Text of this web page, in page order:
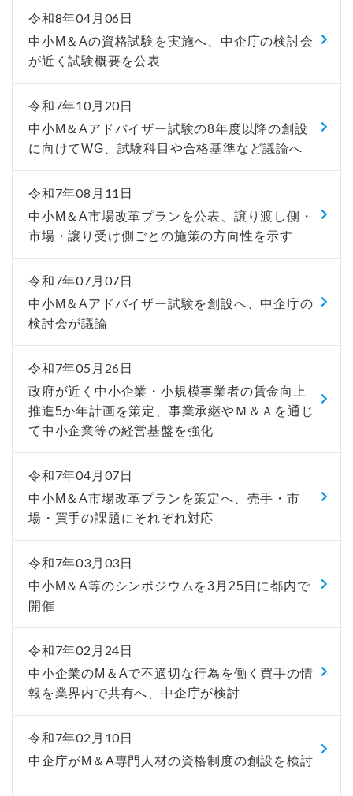
令和8年04月06日
中小M＆Aの資格試験を実施へ、中企庁の検討会
が近く試験概要を公表
令和7年10月20日
中小M＆Aアドバイザー試験の8年度以降の創設
に向けてWG、試験科目や合格基準など議論へ
令和7年08月11日
中小M＆A市場改革プランを公表、譲り渡し側・
市場・譲り受け側ごとの施策の方向性を示す
令和7年07月07日
中小М＆Aアドバイザー試験を創設へ、中企庁の
検討会が議論
令和7年05月26日
政府が近く中小企業・小規模事業者の賃金向上
推進5か年計画を策定、事業承継やＭ＆Ａを通じ
て中小企業等の経営基盤を強化
令和7年04月07日
中小M＆A市場改革プランを策定へ、売手・市
場・買手の課題にそれぞれ対応
令和7年03月03日
中小М＆A等のシンポジウムを3月25日に都内で
開催
令和7年02月24日
中小企業のM＆Aで不適切な行為を働く買手の情
報を業界内で共有へ、中企庁が検討
令和7年02月10日
中企庁がM＆A専門人材の資格制度の創設を検討